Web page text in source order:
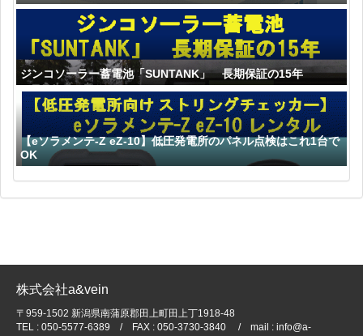
ジンコソーラー蓄電池「SUNTANK」 長期保証の15年
【eソラメンテ-Z eZ-10】低圧発電所のパネル点検はこれ1台で
OK
株式会社a&vein
〒959-1502 新潟県南蒲原郡田上町田上丁1918-48
TEL : 050-5577-6389 / FAX : 050-3730-3840 / mail : info@a-